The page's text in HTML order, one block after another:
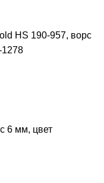
HS 190-957, ворс
1278
6 мм, цвет